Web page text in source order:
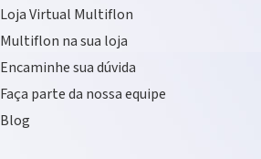
Loja Virtual Multiflon
Multiflon na sua loja
Encaminhe sua dúvida
Faça parte da nossa equipe
Blog